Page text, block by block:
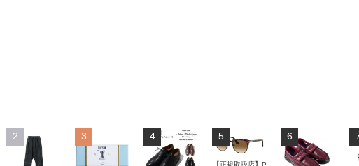
2 3 4 5
【正規取扱店】P
6